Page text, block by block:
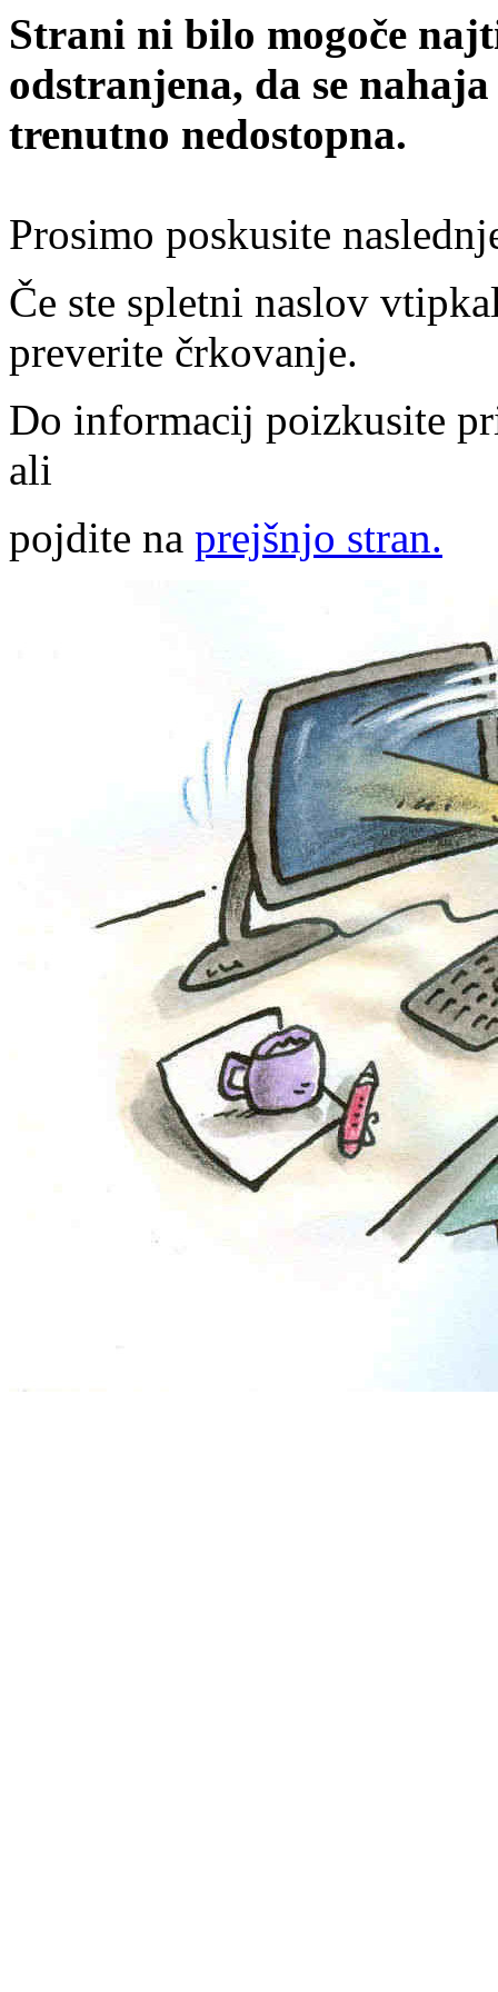
Strani ni bilo mogoče
odstranjena, da se
trenutno nedostopna.
Prosimo poskusite
Če ste spletni naslov
preverite črkovanje.
Do informacij poizkusite
ali
pojdite na prejšnjo stran.